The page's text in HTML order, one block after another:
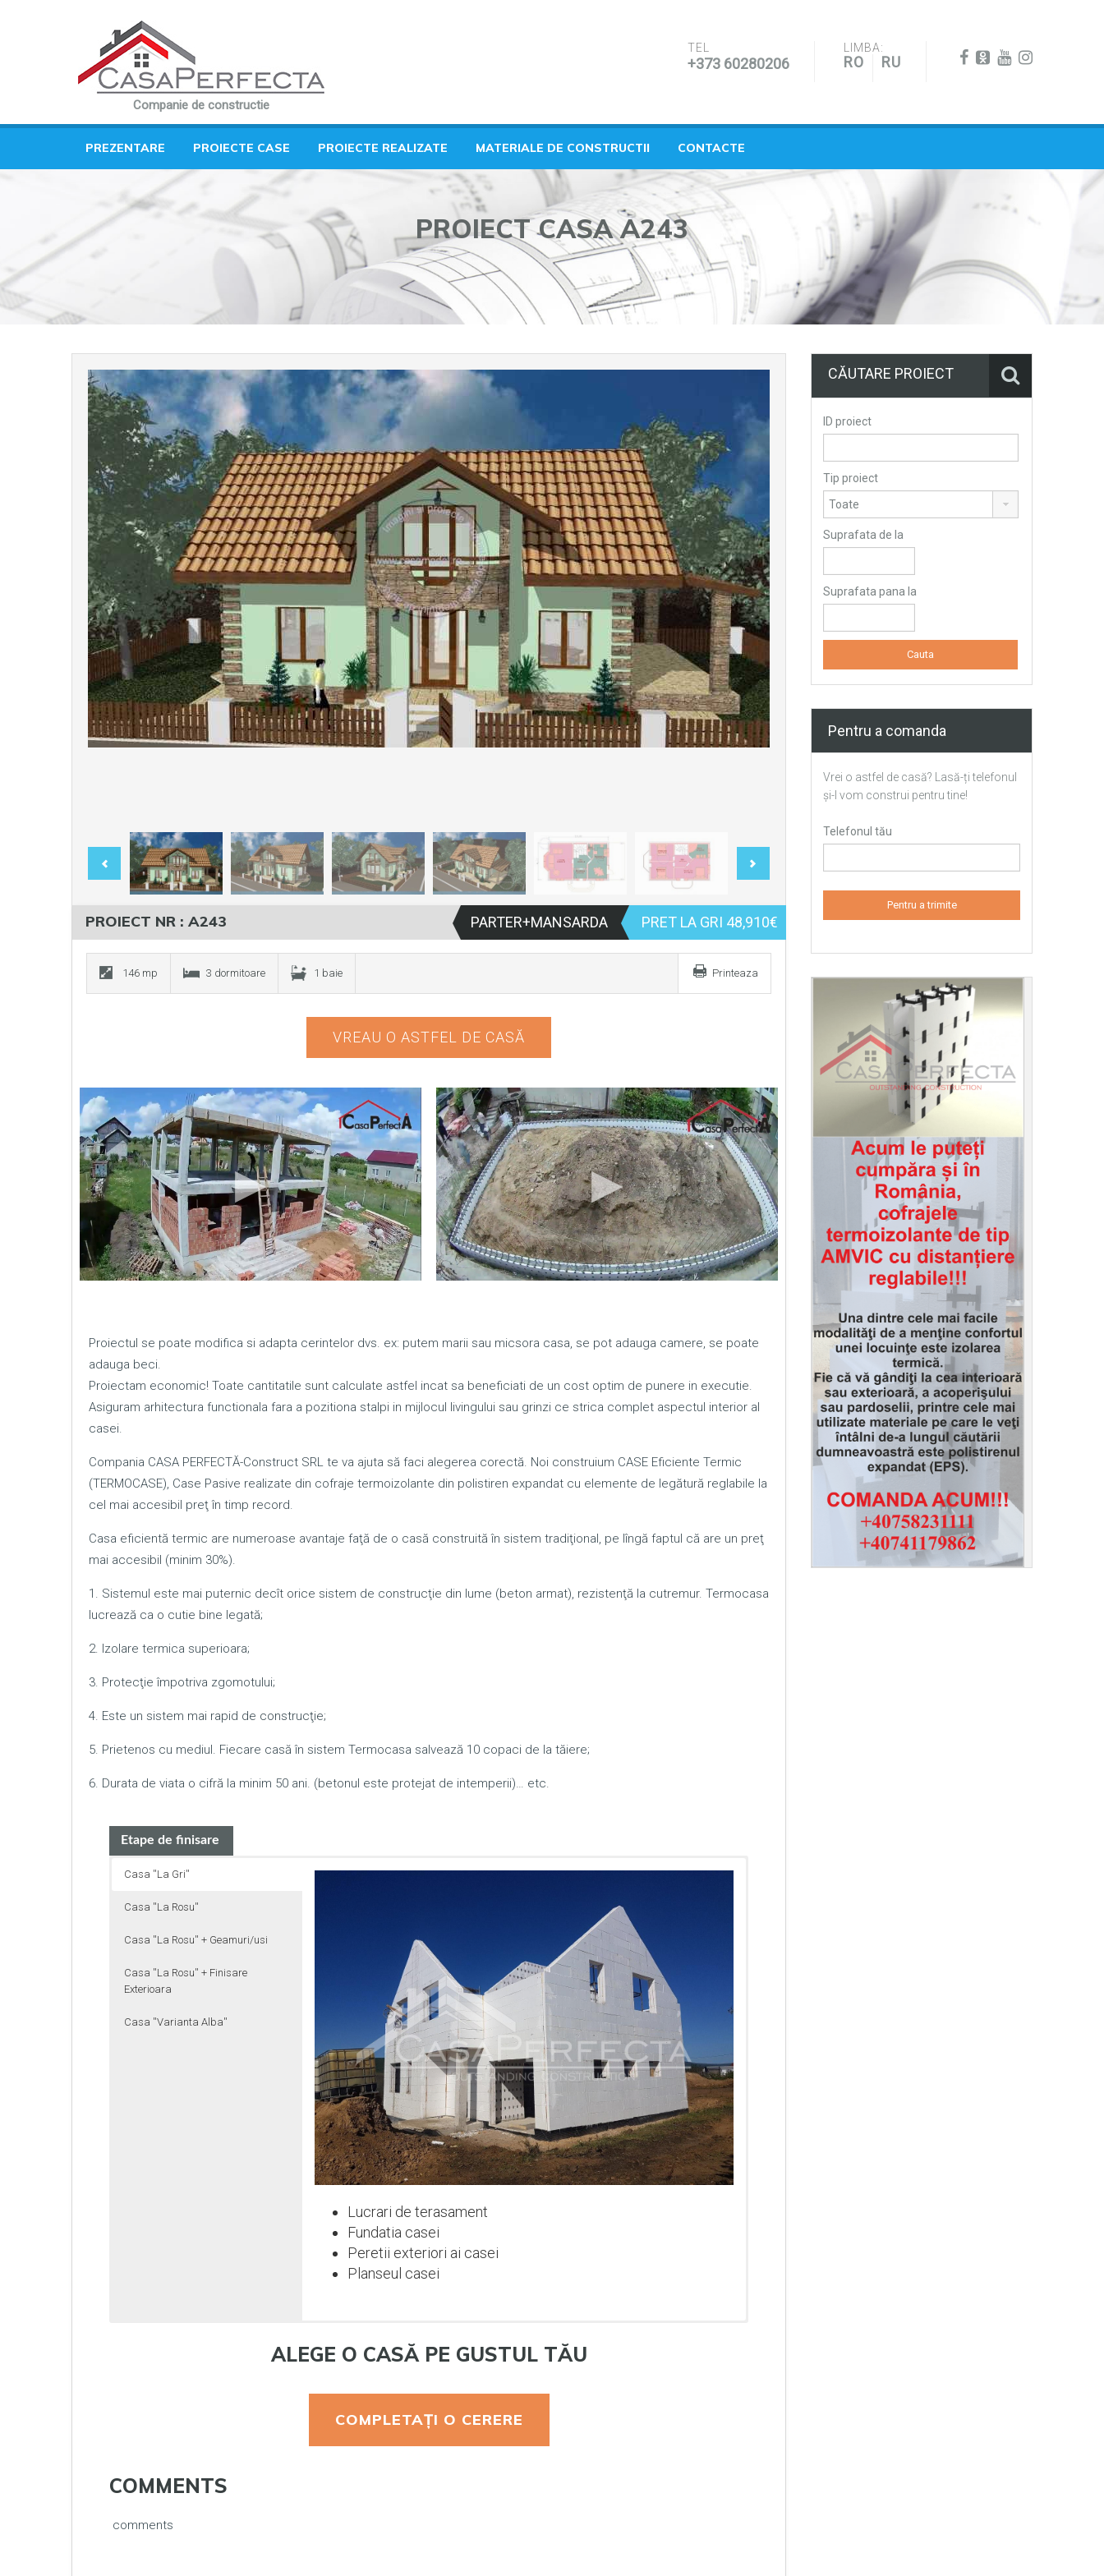
Companie de constructie
TEL
+373 60280206
LIMBA:
RO RU
PREZENTARE PROIECTE CASE PROIECTE REALIZATE MATERIALE DE CONSTRUCTII CONTACTE
PROIECT CASA A243
PROIECT NR : A243 PARTER+MANSARDA PRET LA GRI 48,910€
146 mp 3 dormitoare 1 baie Printeaza
VREAU O ASTFEL DE CASĂ
Proiectul se poate modifica si adapta cerintelor dvs. ex: putem marii sau micsora casa, se pot adauga camere, se poate
adauga beci.
Proiectam economic! Toate cantitatile sunt calculate astfel incat sa beneficiati de un cost optim de punere in executie.
Asiguram arhitectura functionala fara a pozitiona stalpi in mijlocul livingului sau grinzi ce strica complet aspectul interior al
casei.
Compania CASA PERFECTĂ-Construct SRL te va ajuta să faci alegerea corectă. Noi construium CASE Eficiente Termic
(TERMOCASE), Case Pasive realizate din cofraje termoizolante din polistiren expandat cu elemente de legătură reglabile la
cel mai accesibil preţ în timp record.
Casa eficientă termic are numeroase avantaje faţă de o casă construită în sistem tradiţional, pe lîngă faptul că are un preţ
mai accesibil (minim 30%).
1. Sistemul este mai puternic decît orice sistem de construcţie din lume (beton armat), rezistenţă la cutremur. Termocasa
lucrează ca o cutie bine legată;
2. Izolare termica superioara;
3. Protecţie împotriva zgomotului;
4. Este un sistem mai rapid de construcţie;
5. Prietenos cu mediul. Fiecare casă în sistem Termocasa salvează 10 copaci de la tăiere;
6. Durata de viata o cifră la minim 50 ani. (betonul este protejat de intemperii)… etc.
Etape de finisare
Casa ''La Gri''
Casa ''La Rosu''
Casa ''La Rosu'' + Geamuri/usi
Casa ''La Rosu'' + Finisare
Exterioara
Casa ''Varianta Alba''
Lucrari de terasament
Fundatia casei
Peretii exteriori ai casei
Planseul casei
ALEGE O CASĂ PE GUSTUL TĂU
COMPLETAȚI O CERERE
COMMENTS
comments
CĂUTARE PROIECT
ID proiect
Tip proiect
Suprafata de la
Suprafata pana la
Pentru a comanda
Vrei o astfel de casă? Lasă-ți telefonul
și-l vom construi pentru tine!
Telefonul tău